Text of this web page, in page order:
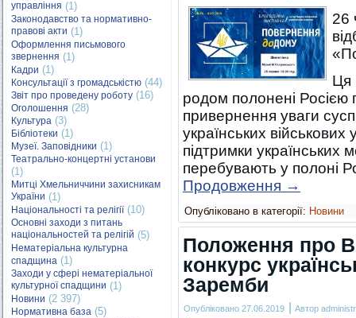
управління (1)
Законодавство та нормативно-
правові акти (1)
Оформлення письмового
звернення (1)
Кадри (1)
Консультації з громадськістю (44)
Звіт про проведену роботу (16)
Оголошення (28)
Культура (3)
Бібліотеки (1)
Музеї. Заповідники (1)
Театрально-концертні установи
(1)
Митці Хмельниччини захисникам
України (1)
Національності та релігії(10)
Основні заходи з питань
національностей та релігій (5)
Нематеріальна культурна
спадщина (1)
Заходи у сфері нематеріальної
культурної спадщини (1)
Новини (2 397)
Нормативна база (5)
26
Ця
родом полонені Росією
привернення уваги
українських військових
підтримки українських
перебувають у полоні
Продовження →
Опубліковано в категорії: Новини
Положення про
конкурс
Заремби
Опубліковано 27.06.2019 | Автор